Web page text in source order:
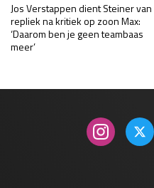
Jos Verstappen dient Steiner van
repliek na kritiek op zoon Max:
‘Daarom ben je geen teambaas
meer’